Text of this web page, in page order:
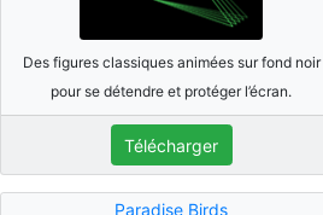
Des figures classiques animées sur fond noir
pour se détendre et protéger l’écran.
Télécharger
Paradise Birds